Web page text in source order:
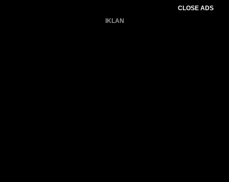
CLOSE ADS
IKLAN